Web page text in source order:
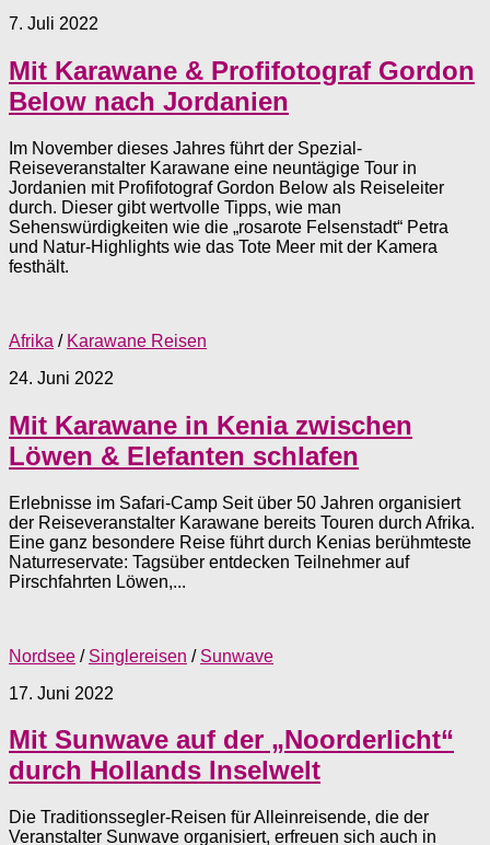
7. Juli 2022
Mit Karawane & Profifotograf Gordon
Below nach Jordanien
Im November dieses Jahres führt der Spezial-
Reiseveranstalter Karawane eine neuntägige Tour in
Jordanien mit Profifotograf Gordon Below als Reiseleiter
durch. Dieser gibt wertvolle Tipps, wie man
Sehenswürdigkeiten wie die „rosarote Felsenstadt“ Petra
und Natur-Highlights wie das Tote Meer mit der Kamera
festhält.
Afrika / Karawane Reisen
24. Juni 2022
Mit Karawane in Kenia zwischen
Löwen & Elefanten schlafen
Erlebnisse im Safari-Camp Seit über 50 Jahren organisiert
der Reiseveranstalter Karawane bereits Touren durch ­Afrika.
Eine ganz besondere Reise führt durch Kenias berühmteste
Naturreservate: Tagsüber entdecken Teilnehmer auf
Pirschfahrten Löwen,...
Nordsee / Singlereisen / Sunwave
17. Juni 2022
Mit Sunwave auf der „Noorderlicht“
durch Hollands Inselwelt
Die Traditionssegler-Reisen für Alleinreisende, die der
Veranstalter Sunwave organisiert, erfreuen sich auch in